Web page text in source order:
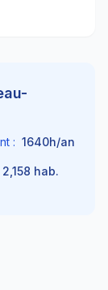
: 1640h/an
2,158 hab.